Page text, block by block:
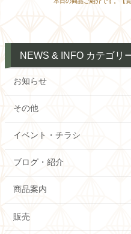
NEWS & INFO カテゴリ
お知らせ
その他
イベント・チラシ
ブログ・紹介
商品案内
販売